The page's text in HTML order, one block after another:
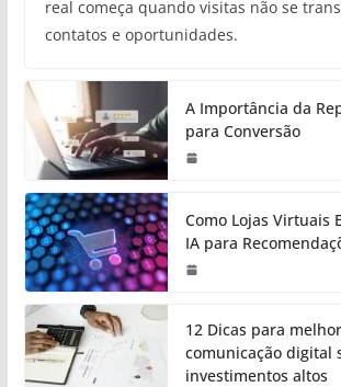
real começa quando visitas não se
contatos e oportunidades.
A Importância da
para Conversão
Como Lojas Virtuais
IA para
12 Dicas para
comunicação digital
investimentos altos